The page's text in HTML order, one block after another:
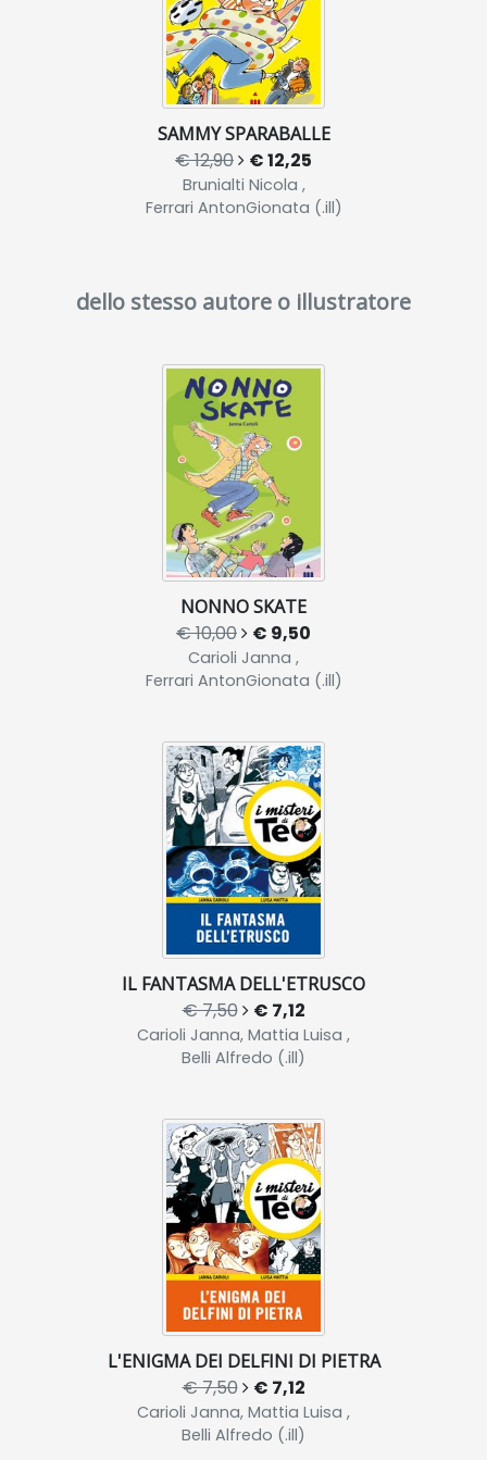
SAMMY SPARABALLE
€ 12,90 € 12,25
Brunialti Nicola ,
Ferrari AntonGionata (.ill)
dello stesso autore o illustratore
NONNO SKATE
€ 10,00 € 9,50
Carioli Janna ,
Ferrari AntonGionata (.ill)
IL FANTASMA DELL'ETRUSCO
€ 7,50 € 7,12
Carioli Janna, Mattia Luisa ,
Belli Alfredo (.ill)
L'ENIGMA DEI DELFINI DI PIETRA
€ 7,50 € 7,12
Carioli Janna, Mattia Luisa ,
Belli Alfredo (.ill)